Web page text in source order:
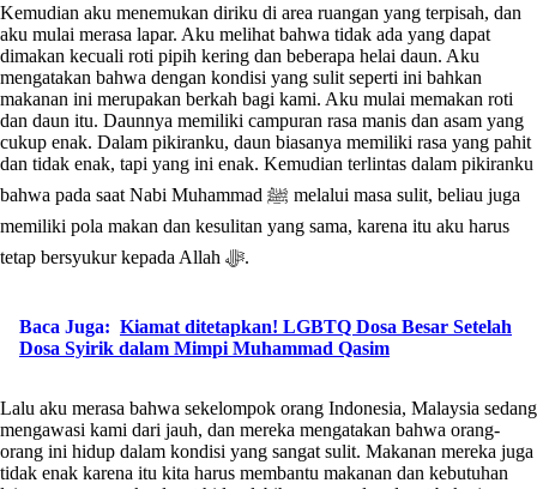
Kemudian aku menemukan diriku di area ruangan yang terpisah, dan
aku mulai merasa lapar. Aku melihat bahwa tidak ada yang dapat
dimakan kecuali roti pipih kering dan beberapa helai daun. Aku
mengatakan bahwa dengan kondisi yang sulit seperti ini bahkan
makanan ini merupakan berkah bagi kami. Aku mulai memakan roti
dan daun itu. Daunnya memiliki campuran rasa manis dan asam yang
cukup enak. Dalam pikiranku, daun biasanya memiliki rasa yang pahit
dan tidak enak, tapi yang ini enak. Kemudian terlintas dalam pikiranku
bahwa pada saat Nabi Muhammad ﷺ melalui masa sulit, beliau juga
memiliki pola makan dan kesulitan yang sama, karena itu aku harus
tetap bersyukur kepada Allah ﷻ.
Baca Juga: Kiamat ditetapkan! LGBTQ Dosa Besar Setelah
Dosa Syirik dalam Mimpi Muhammad Qasim
Lalu aku merasa bahwa sekelompok orang Indonesia, Malaysia sedang
mengawasi kami dari jauh, dan mereka mengatakan bahwa orang-
orang ini hidup dalam kondisi yang sangat sulit. Makanan mereka juga
tidak enak karena itu kita harus membantu makanan dan kebutuhan